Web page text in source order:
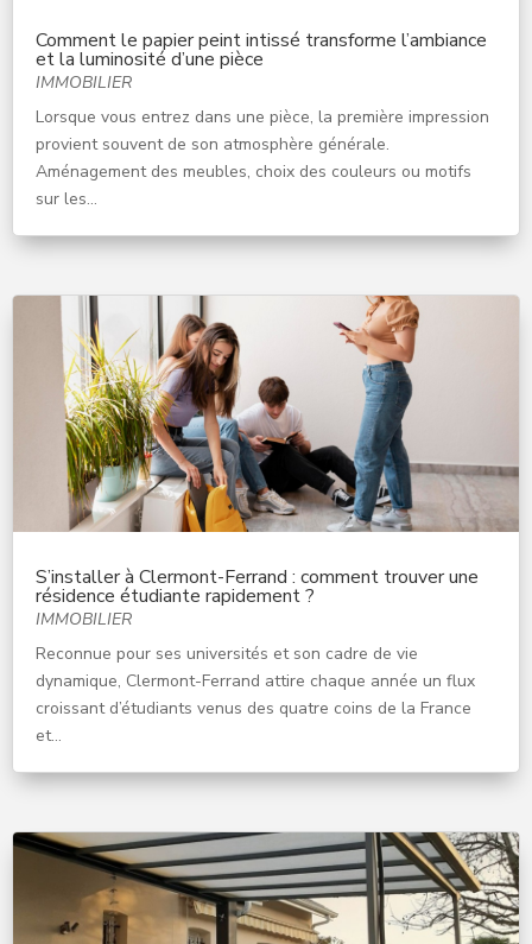
Comment le papier peint intissé transforme l’ambiance
et la luminosité d’une pièce
IMMOBILIER
Lorsque vous entrez dans une pièce, la première impression
provient souvent de son atmosphère générale.
Aménagement des meubles, choix des couleurs ou motifs
sur les...
S’installer à Clermont-Ferrand : comment trouver une
résidence étudiante rapidement ?
IMMOBILIER
Reconnue pour ses universités et son cadre de vie
dynamique, Clermont-Ferrand attire chaque année un flux
croissant d’étudiants venus des quatre coins de la France
et...